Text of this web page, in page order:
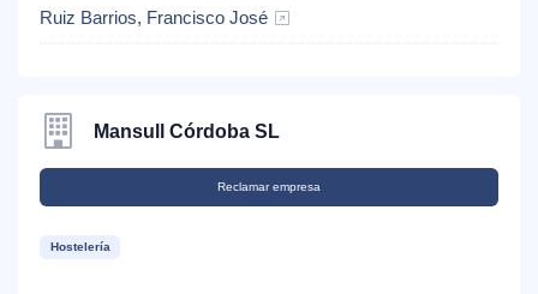
Ruiz Barrios, Francisco José
Mansull Córdoba SL
Reclamar empresa
Hostelería